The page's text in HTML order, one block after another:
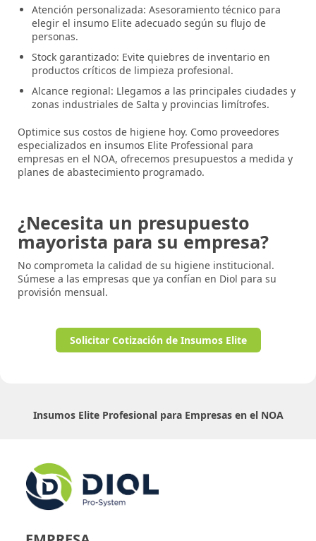
Atención personalizada: Asesoramiento técnico para
elegir el insumo Elite adecuado según su flujo de
personas.
Stock garantizado: Evite quiebres de inventario en
productos críticos de limpieza profesional.
Alcance regional: Llegamos a las principales ciudades y
zonas industriales de Salta y provincias limítrofes.
Optimice sus costos de higiene hoy. Como proveedores
especializados en insumos Elite Professional para
empresas en el NOA, ofrecemos presupuestos a medida y
planes de abastecimiento programado.
¿Necesita un presupuesto
mayorista para su empresa?
No comprometa la calidad de su higiene institucional.
Súmese a las empresas que ya confían en Diol para su
provisión mensual.
Solicitar Cotización de Insumos Elite
Insumos Elite Profesional para Empresas en el NOA